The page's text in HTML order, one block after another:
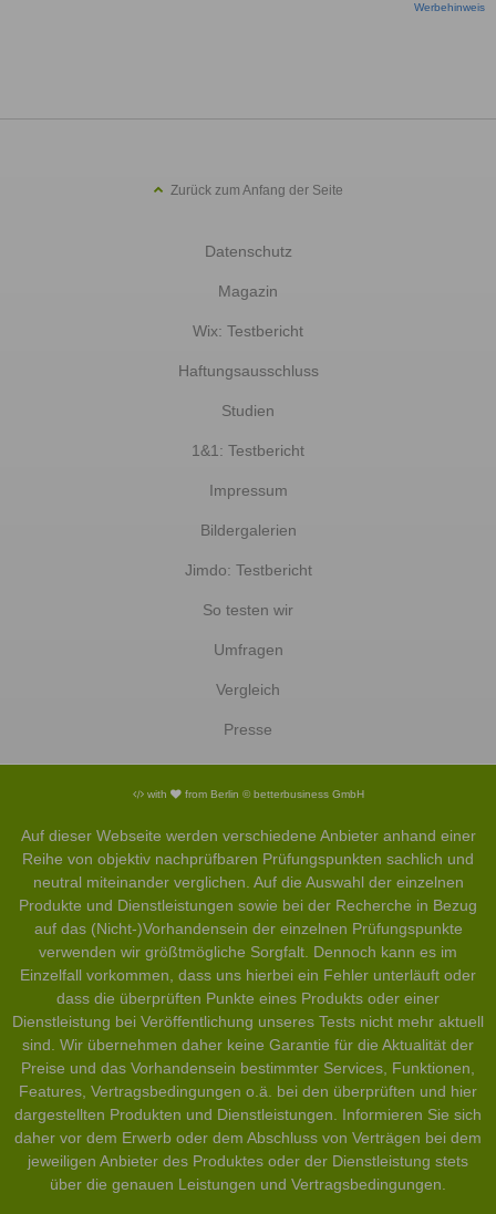
Werbehinweis
Zurück zum Anfang der Seite
Datenschutz
Magazin
Wix: Testbericht
Haftungsausschluss
Studien
1&1: Testbericht
Impressum
Bildergalerien
Jimdo: Testbericht
So testen wir
Umfragen
Vergleich
Presse
with from Berlin © betterbusiness GmbH
Auf dieser Webseite werden verschiedene Anbieter anhand einer
Reihe von objektiv nachprüfbaren Prüfungspunkten sachlich und
neutral miteinander verglichen. Auf die Auswahl der einzelnen
Produkte und Dienstleistungen sowie bei der Recherche in Bezug
auf das (Nicht-)Vorhandensein der einzelnen Prüfungspunkte
verwenden wir größtmögliche Sorgfalt. Dennoch kann es im
Einzelfall vorkommen, dass uns hierbei ein Fehler unterläuft oder
dass die überprüften Punkte eines Produkts oder einer
Dienstleistung bei Veröffentlichung unseres Tests nicht mehr aktuell
sind. Wir übernehmen daher keine Garantie für die Aktualität der
Preise und das Vorhandensein bestimmter Services, Funktionen,
Features, Vertragsbedingungen o.ä. bei den überprüften und hier
dargestellten Produkten und Dienstleistungen. Informieren Sie sich
daher vor dem Erwerb oder dem Abschluss von Verträgen bei dem
jeweiligen Anbieter des Produktes oder der Dienstleistung stets
über die genauen Leistungen und Vertragsbedingungen.